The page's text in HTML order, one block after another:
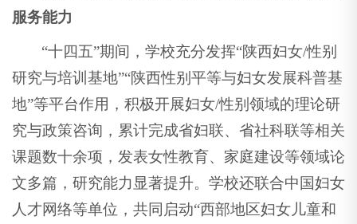
服务能力
“十四五”期间，学校充分发挥“陕西妇女/性别
研究与培训基地”“陕西性别平等与妇女发展科普基
地”等平台作用，积极开展妇女/性别领域的理论研
究与政策咨询，累计完成省妇联、省社科联等相关
课题数十余项，发表女性教育、家庭建设等领域论
文多篇，研究能力显著提升。学校还联合中国妇女
人才网络等单位，共同启动“西部地区妇女儿童和